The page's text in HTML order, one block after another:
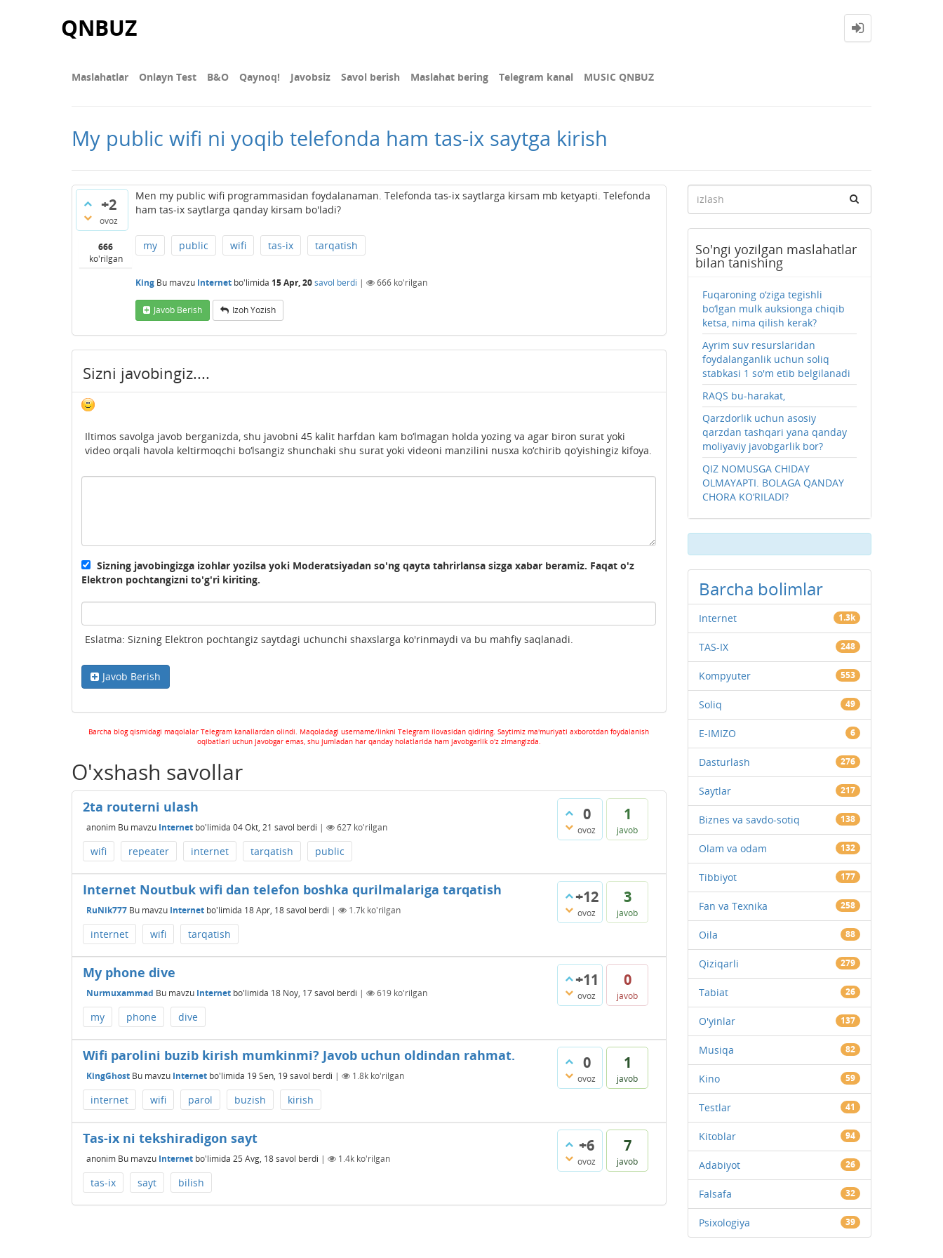
QNBUZ
Maslahatlar Onlayn Test В&О Qaynoq! Javobsiz Savol berish Maslahat bering Telegram kanal MUSIC QNBUZ
My public wifi ni yoqib telefonda ham tas-ix saytga kirish
+2
ovoz
666
ko'rilgan
Men my public wifi programmasidan foydalanaman. Telefonda tas-ix saytlarga kirsam mb ketyapti. Telefonda
ham tas-ix saytlarga qanday kirsam bo'ladi?
my public wifi tas-ix tarqatish
King Bu mavzu Internet bo'limida 15 Apr, 20savol berdi | 666 ko'rilgan
Javob Berish Izoh Yozish
Sizni javobingiz....
Iltimos savolga javob berganizda, shu javobni 45 kalit harfdan kam bo‘lmagan holda yozing va agar biron surat yoki
video orqali havola keltirmoqchi bo‘lsangiz shunchaki shu surat yoki videoni manzilini nusxa ko‘chirib qo‘yishingiz kifoya.
Sizning javobingizga izohlar yozilsa yoki Moderatsiyadan so'ng qayta tahrirlansa sizga xabar beramiz. Faqat o'z
Elektron pochtangizni to'g'ri kiriting.
Eslatma: Sizning Elektron pochtangiz saytdagi uchunchi shaxslarga ko'rinmaydi va bu mahfiy saqlanadi.
Javob Berish
Barcha blog qismidagi maqolalar Telegram kanallardan olindi. Maqoladagi username/linkni Telegram ilovasidan qidiring. Saytimiz ma'muriyati axborotdan foydalanish
oqibatlari uchun javobgar emas, shu jumladan har qanday holatlarida ham javobgarlik o'z zimangizda.
O'xshash savollar
0
ovoz
1
javob
2ta routerni ulash
anonim Bu mavzu Internet bo'limida 04 Okt, 21 savol berdi | 627 ko'rilgan
wifi repeater internet tarqatish public
+12
ovoz
3
javob
Internet Noutbuk wifi dan telefon boshka qurilmalariga tarqatish
RuNik777 Bu mavzu Internet bo'limida 18 Apr, 18savol berdi | 1.7k ko'rilgan
internet wifi tarqatish
+11
ovoz
0
javob
My phone dive
Nurmuxammad Bu mavzu Internet bo'limida 18 Noy, 17savol berdi | 619 ko'rilgan
my phone dive
0
ovoz
1
javob
Wifi parolini buzib kirish mumkinmi? Javob uchun oldindan rahmat.
KingGhost Bu mavzu Internet bo'limida 19 Sen, 19savol berdi | 1.8k ko'rilgan
internet wifi parol buzish kirish
+6
ovoz
7
javob
Tas-ix ni tekshiradigon sayt
anonim Bu mavzu Internet bo'limida 25 Avg, 18savol berdi | 1.4k ko'rilgan
tas-ix sayt bilish
So'ngi yozilgan maslahatlar
bilan tanishing
Fuqaroning o‘ziga tegishli
bo‘lgan mulk auksionga chiqib
ketsa, nima qilish kerak?
Ayrim suv resurslaridan
foydalanganlik uchun soliq
stabkasi 1 so'm etib belgilanadi
RAQS bu-harakat,
Qarzdorlik uchun asosiy
qarzdan tashqari yana qanday
moliyaviy javobgarlik bor?
QIZ NOMUSGA CHIDAY
OLMAYAPTI. BOLAGA QANDAY
CHORA KO‘RILADI?
Barcha bolimlar
Internet 1.3k
TAS-IX 248
Kompyuter 553
Soliq 49
E-IMIZO 6
Dasturlash 276
Saytlar 217
Biznes va savdo-sotiq 138
Olam va odam 132
Tibbiyot 177
Fan va Texnika 258
Oila 88
Qiziqarli 279
Tabiat 26
O'yinlar 137
Musiqa 82
Kino 59
Testlar 41
Kitoblar 94
Adabiyot 26
Falsafa 32
Psixologiya 39